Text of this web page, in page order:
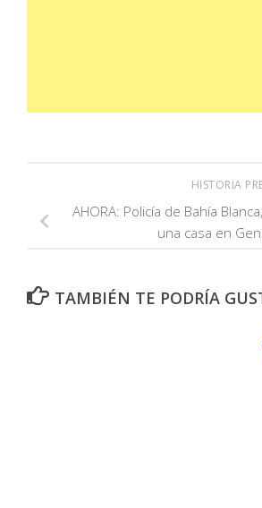
HISTORIA
AHORA: Policía de Bahía
una casa en
TAMBIÉN TE PODRÍA